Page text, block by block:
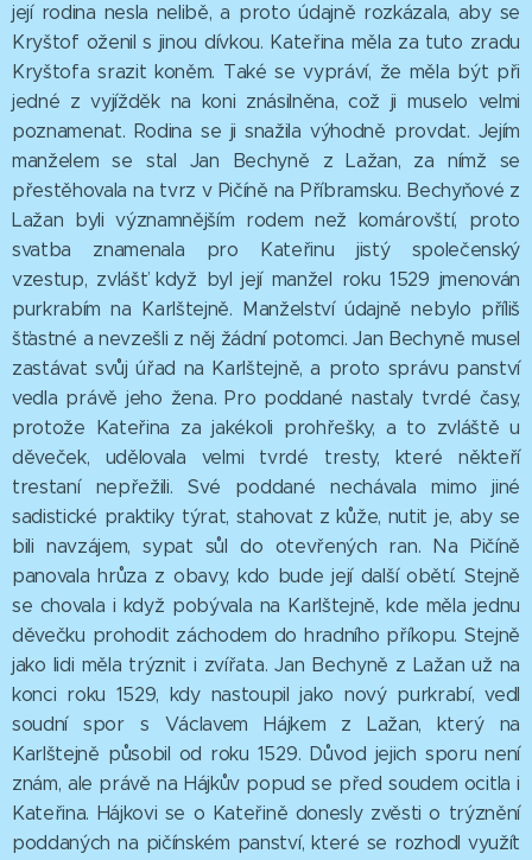
její rodina nesla nelibě, a proto údajně rozkázala, aby se
Kryštof oženil s jinou dívkou. Kateřina měla za tuto zradu
Kryštofa srazit koněm. Také se vypráví, že měla být při
jedné z vyjížděk na koni znásilněna, což ji muselo velmi
poznamenat. Rodina se ji snažila výhodně provdat. Jejím
manželem se stal Jan Bechyně z Lažan, za nímž se
přestěhovala na tvrz v Pičíně na Příbramsku. Bechyňové z
Lažan byli významnějším rodem než komárovští, proto
svatba znamenala pro Kateřinu jistý společenský
vzestup, zvlášť když byl její manžel roku 1529 jmenován
purkrabím na Karlštejně. Manželství údajně nebylo příliš
šťastné a nevzešli z něj žádní potomci. Jan Bechyně musel
zastávat svůj úřad na Karlštejně, a proto správu panství
vedla právě jeho žena. Pro poddané nastaly tvrdé časy,
protože Kateřina za jakékoli prohřešky, a to zvláště u
děveček, udělovala velmi tvrdé tresty, které někteří
trestaní nepřežili. Své poddané nechávala mimo jiné
sadistické praktiky týrat, stahovat z kůže, nutit je, aby se
bili navzájem, sypat sůl do otevřených ran. Na Pičíně
panovala hrůza z obavy, kdo bude její další obětí. Stejně
se chovala i když pobývala na Karlštejně, kde měla jednu
děvečku prohodit záchodem do hradního příkopu. Stejně
jako lidi měla trýznit i zvířata. Jan Bechyně z Lažan už na
konci roku 1529, kdy nastoupil jako nový purkrabí, vedl
soudní spor s Václavem Hájkem z Lažan, který na
Karlštejně působil od roku 1529. Důvod jejich sporu není
znám, ale právě na Hájkův popud se před soudem ocitla i
Kateřina. Hájkovi se o Kateřině donesly zvěsti o trýznění
poddaných na pičínském panství, které se rozhodl využít